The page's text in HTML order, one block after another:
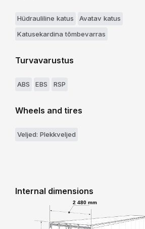
Hüdrauliline katus
Avatav katus
Katusekardina tõmbevarras
Turvavarustus
ABS EBS RSP
Wheels and tires
Veljed: Plekkveljed
Internal dimensions
2 480 mm